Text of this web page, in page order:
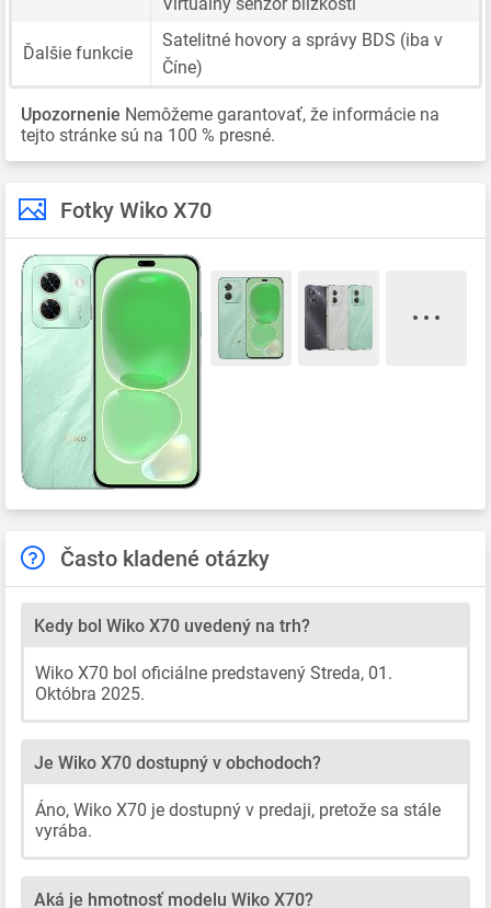
Ďalšie funkcie
Satelitné hovory a správy BDS (iba v
Číne)
Upozornenie Nemôžeme garantovať, že informácie na
tejto stránke sú na 100 % presné.
Fotky Wiko X70
Často kladené otázky
Kedy bol Wiko X70 uvedený na trh?
Wiko X70 bol oficiálne predstavený Streda, 01.
Októbra 2025.
Je Wiko X70 dostupný v obchodoch?
Áno, Wiko X70 je dostupný v predaji, pretože sa stále
vyrába.
Aká je hmotnosť modelu Wiko X70?